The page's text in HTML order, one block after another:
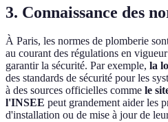
3. Connaissance des
À Paris, les normes de plomberie
au courant des régulations en
garantir la sécurité. Par exemple, la
des standards de sécurité pour les
à des sources officielles comme le
l'INSEE peut grandement aider les
d'installation ou de mise à jour de